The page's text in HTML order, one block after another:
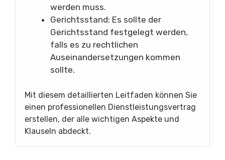
werden muss.
Gerichtsstand: Es sollte der
Gerichtsstand festgelegt werden,
falls es zu rechtlichen
Auseinandersetzungen kommen
sollte.
Mit diesem detaillierten Leitfaden können Sie
einen professionellen Dienstleistungsvertrag
erstellen, der alle wichtigen Aspekte und
Klauseln abdeckt.